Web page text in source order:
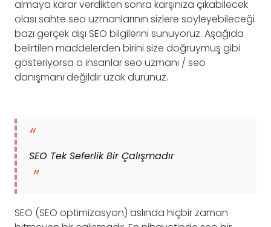
almaya karar verdikten sonra karşınıza çıkabilecek
olası sahte seo uzmanlarının sizlere söyleyebileceği
bazı gerçek dışı SEO bilgilerini sunuyoruz. Aşağıda
belirtilen maddelerden birini size doğruymuş gibi
gösteriyorsa o insanlar seo uzmanı / seo
danışmanı değildir uzak durunuz.
SEO Tek Seferlik Bir Çalışmadır
SEO (SEO optimizasyon) aslında hiçbir zaman